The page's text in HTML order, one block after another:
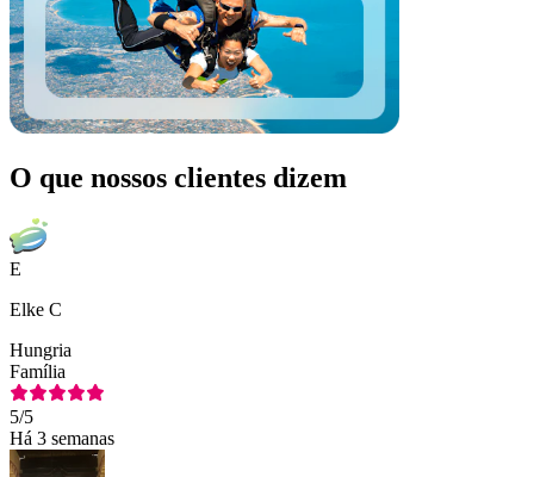
O que nossos clientes dizem
E
Elke C
Hungria
Família
5/5
Há 3 semanas